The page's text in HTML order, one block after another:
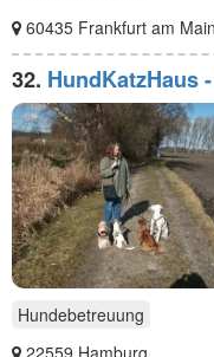
60435 Frankfurt am Main
32. HundKatzHaus
Gassiservice für
Hundebetreuung
22559 Hamburg